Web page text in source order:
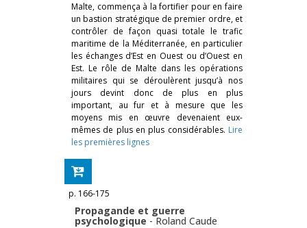
Malte, commença à la fortifier pour en faire
un bastion stratégique de premier ordre, et
contrôler de façon quasi totale le trafic
maritime de la Méditerranée, en particulier
les échanges d’Est en Ouest ou d’Ouest en
Est. Le rôle de Malte dans les opérations
militaires qui se déroulèrent jusqu’à nos
jours devint donc de plus en plus
important, au fur et à mesure que les
moyens mis en œuvre devenaient eux-
mêmes de plus en plus considérables. Lire
les premières lignes
p. 166-175
Propagande et guerre
psychologique -Roland Caude